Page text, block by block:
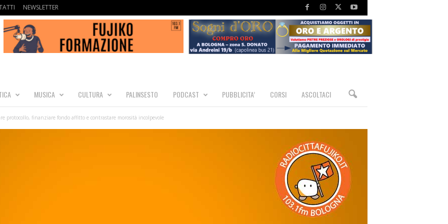
NEWSLETTER
MUSICA CULTURA PALINSESTO PODCAST PUBBLICITA’ CORSI ASCOLTACI
protocollo, finanziare fondo affitto e contrastare morosità incolpevole